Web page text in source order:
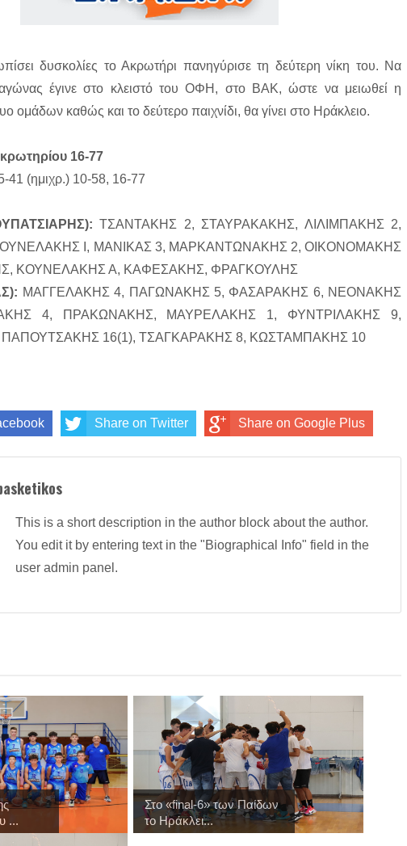
δυσκολίες το Ακρωτήρι πανηγύρισε τη δεύτερη νίκη του. Να
αγώνας έγινε στο κλειστό του ΟΦΗ, στο ΒΑΚ, ώστε να μειωθεί η
ομάδων καθώς και το δεύτερο παιχνίδι, θα γίνει στο Ηράκλειο.
16-77
41 (ημιχρ.) 10-58, 16-77
ΤΣΑΝΤΑΚΗΣ 2, ΣΤΑΥΡΑΚΑΚΗΣ, ΛΙΛΙΜΠΑΚΗΣ 2,
Ι, ΜΑΝΙΚΑΣ 3, ΜΑΡΚΑΝΤΩΝΑΚΗΣ 2, ΟΙΚΟΝΟΜΑΚΗΣ
ΚΟΥΝΕΛΑΚΗΣ Α, ΚΑΦΕΣΑΚΗΣ, ΦΡΑΓΚΟΥΛΗΣ
ΜΑΓΓΕΛΑΚΗΣ 4, ΠΑΓΩΝΑΚΗΣ 5, ΦΑΣΑΡΑΚΗΣ 6, ΝΕΟΝΑΚΗΣ
4, ΠΡΑΚΩΝΑΚΗΣ, ΜΑΥΡΕΛΑΚΗΣ 1, ΦΥΝΤΡΙΛΑΚΗΣ 9,
16(1), ΤΣΑΓΚΑΡΑΚΗΣ 8, ΚΩΣΤΑΜΠΑΚΗΣ 10
Share on Twitter Share on Google Plus
This is a short description in the author block about the author.
You edit it by entering text in the "Biographical Info" field in the
user admin panel.
...
Στo «final-6» των Παίδων
το Ηράκλει...